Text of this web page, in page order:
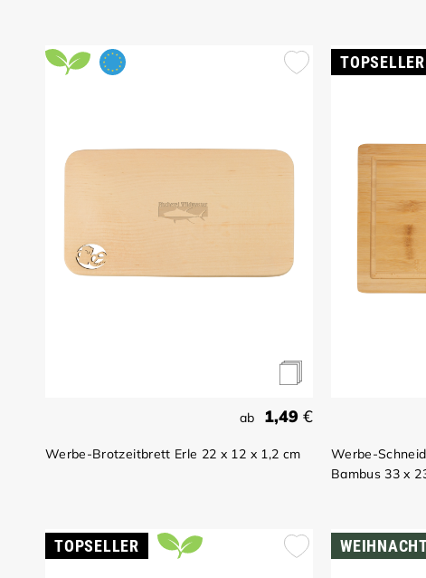
ab 1,49 €
Werbe-Brotzeitbrett Erle 22 x 12 x 1,2 cm
TOPSELLER
Werbe-
Bambus 33 x
TOPSELLER